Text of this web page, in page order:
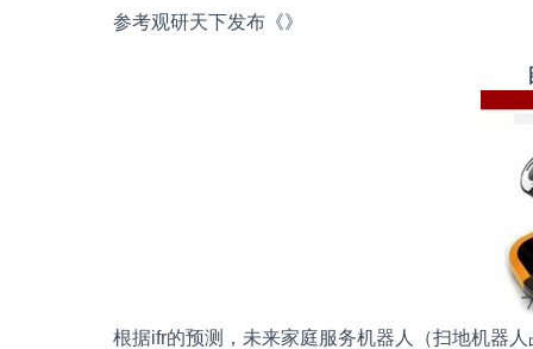
参考观研天下发布《》
根据ifr的预测，未来家庭服务机器人（扫地机器